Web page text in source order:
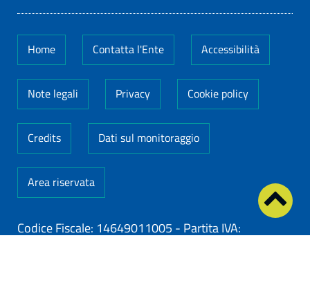
Home Contatta l'Ente Accessibilità
Note legali Privacy Cookie policy
Credits Dati sul monitoraggio
Area riservata
Codice Fiscale: 14649011005 - Partita IVA: